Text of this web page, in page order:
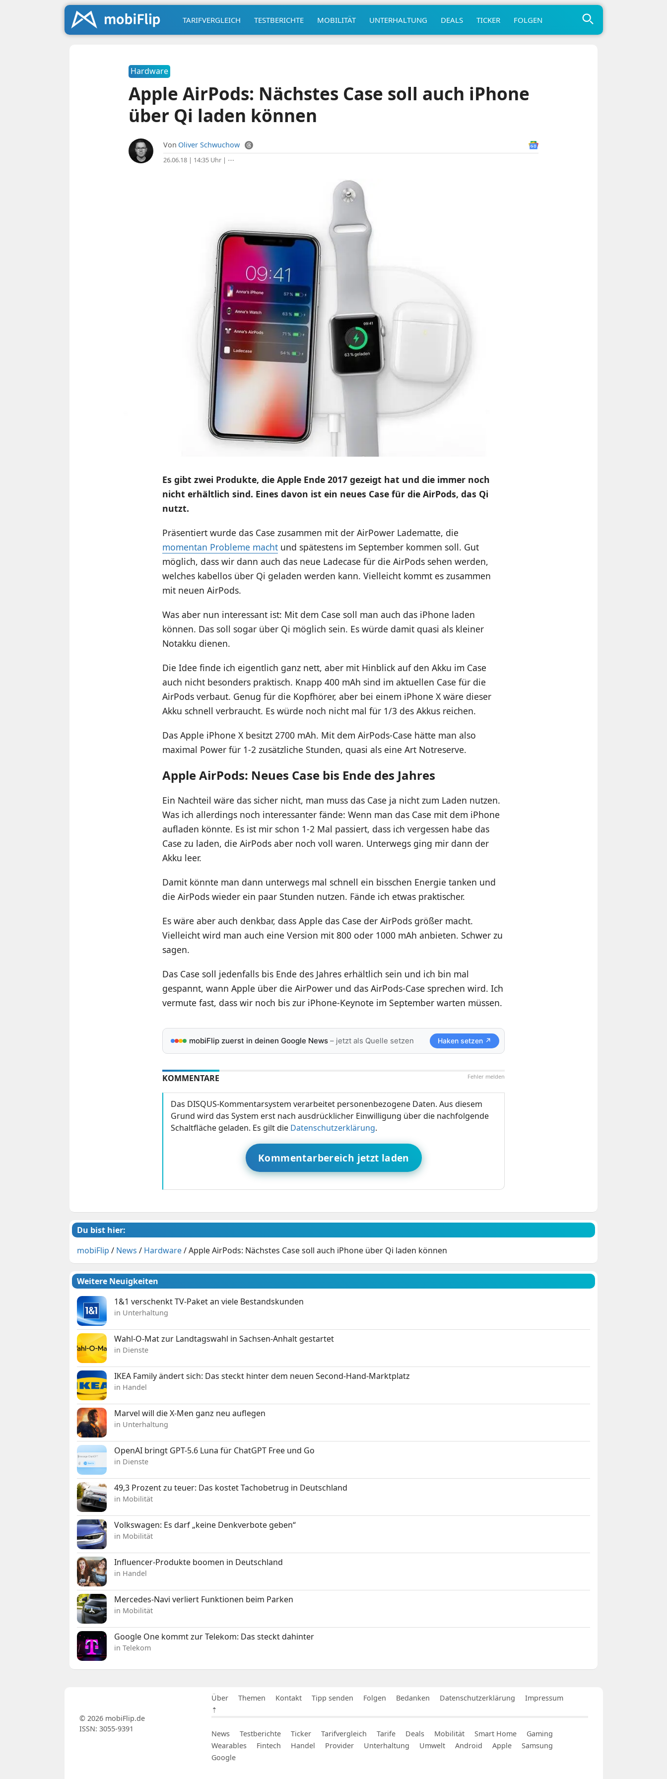
TARIFVERGLEICH TESTBERICHTE MOBILITÄT UNTERHALTUNG DEALS TICKER FOLGEN
Hardware
Apple AirPods: Nächstes Case soll auch iPhone
über Qi laden können
Von Oliver Schwuchow
26.06.18 | 14:35 Uhr| ⋯
Es gibt zwei Produkte, die Apple Ende 2017 gezeigt hat und die immer noch
nicht erhältlich sind. Eines davon ist ein neues Case für die AirPods, das Qi
nutzt.
Präsentiert wurde das Case zusammen mit der AirPower Ladematte, die
momentan Probleme machtund spätestens im September kommen soll. Gut
möglich, dass wir dann auch das neue Ladecase für die AirPods sehen werden,
welches kabellos über Qi geladen werden kann. Vielleicht kommt es zusammen
mit neuen AirPods.
Was aber nun interessant ist: Mit dem Case soll man auch das iPhone laden
können. Das soll sogar über Qi möglich sein. Es würde damit quasi als kleiner
Notakku dienen.
Die Idee finde ich eigentlich ganz nett, aber mit Hinblick auf den Akku im Case
auch nicht besonders praktisch. Knapp 400 mAh sind im aktuellen Case für die
AirPods verbaut. Genug für die Kopfhörer, aber bei einem iPhone X wäre dieser
Akku schnell verbraucht. Es würde noch nicht mal für 1/3 des Akkus reichen.
Das Apple iPhone X besitzt 2700 mAh. Mit dem AirPods-Case hätte man also
maximal Power für 1-2 zusätzliche Stunden, quasi als eine Art Notreserve.
Apple AirPods: Neues Case bis Ende des Jahres
Ein Nachteil wäre das sicher nicht, man muss das Case ja nicht zum Laden nutzen.
Was ich allerdings noch interessanter fände: Wenn man das Case mit dem iPhone
aufladen könnte. Es ist mir schon 1-2 Mal passiert, dass ich vergessen habe das
Case zu laden, die AirPods aber noch voll waren. Unterwegs ging mir dann der
Akku leer.
Damit könnte man dann unterwegs mal schnell ein bisschen Energie tanken und
die AirPods wieder ein paar Stunden nutzen. Fände ich etwas praktischer.
Es wäre aber auch denkbar, dass Apple das Case der AirPods größer macht.
Vielleicht wird man auch eine Version mit 800 oder 1000 mAh anbieten. Schwer zu
sagen.
Das Case soll jedenfalls bis Ende des Jahres erhältlich sein und ich bin mal
gespannt, wann Apple über die AirPower und das AirPods-Case sprechen wird. Ich
vermute fast, dass wir noch bis zur iPhone-Keynote im September warten müssen.
mobiFlip zuerst in deinen Google News– jetzt als Quelle setzen Haken setzen ↗
Fehler melden
KOMMENTARE
Das DISQUS-Kommentarsystem verarbeitet personenbezogene Daten. Aus diesem
Grund wird das System erst nach ausdrücklicher Einwilligung über die nachfolgende
Schaltfläche geladen. Es gilt die Datenschutzerklärung.
Kommentarbereich jetzt laden
Du bist hier:
mobiFlip / News / Hardware/Apple AirPods: Nächstes Case soll auch iPhone über Qi laden können
Weitere Neuigkeiten
1&1 verschenkt TV-Paket an viele Bestandskunden
in Unterhaltung
Wahl-O-Mat zur Landtagswahl in Sachsen-Anhalt gestartet
in Dienste
IKEA Family ändert sich: Das steckt hinter dem neuen Second-Hand-Marktplatz
in Handel
Marvel will die X-Men ganz neu auflegen
in Unterhaltung
OpenAI bringt GPT-5.6 Luna für ChatGPT Free und Go
in Dienste
49,3 Prozent zu teuer: Das kostet Tachobetrug in Deutschland
in Mobilität
Volkswagen: Es darf „keine Denkverbote geben“
in Mobilität
Influencer-Produkte boomen in Deutschland
in Handel
Mercedes-Navi verliert Funktionen beim Parken
in Mobilität
Google One kommt zur Telekom: Das steckt dahinter
in Telekom
Über Themen Kontakt Tipp senden Folgen Bedanken Datenschutzerklärung
Impressum
⇡
News Testberichte Ticker Tarifvergleich Tarife Deals Mobilität Smart Home
Gaming
Wearables
Fintech Handel Provider Unterhaltung Umwelt Android Apple
Samsung
Google
© 2026 mobiFlip.de
ISSN: 3055-9391